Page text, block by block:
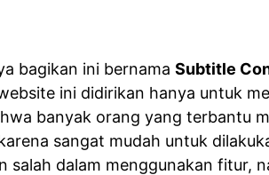
bagikan ini bernama Subtitle
ini didirikan hanya untuk
banyak orang yang terbantu
sangat mudah untuk
salah dalam menggunakan fitur,